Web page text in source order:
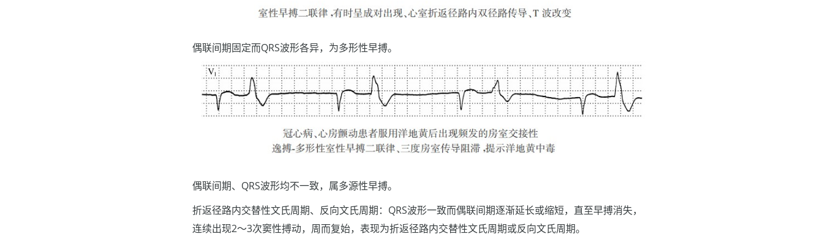
偶联间期固定而QRS波形各异，为多形性早搏。
偶联间期、QRS波形均不一致，属多源性早搏。
折返径路内交替性文氏周期、反向文氏周期：QRS波形一致而偶联间期逐渐延长或缩短，直至早搏消失，
连续出现2～3次窦性搏动，周而复始，表现为折返径路内交替性文氏周期或反向文氏周期。